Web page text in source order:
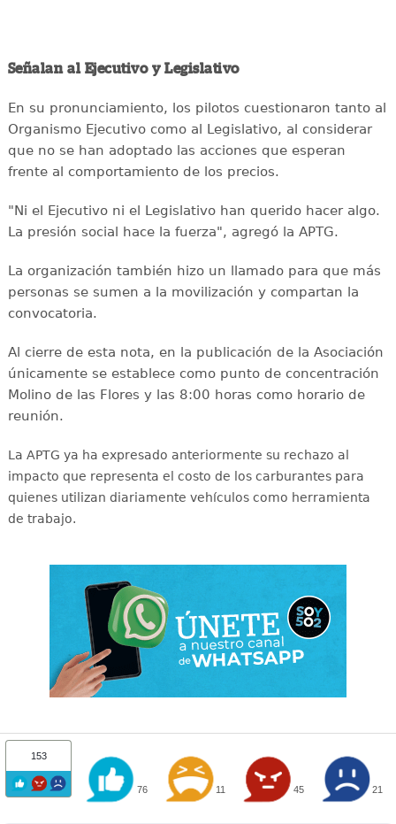
Señalan al Ejecutivo y Legislativo
En su pronunciamiento, los pilotos cuestionaron tanto al
Organismo Ejecutivo como al Legislativo, al considerar
que no se han adoptado las acciones que esperan
frente al comportamiento de los precios.
"Ni el Ejecutivo ni el Legislativo han querido hacer algo.
La presión social hace la fuerza", agregó la APTG.
La organización también hizo un llamado para que más
personas se sumen a la movilización y compartan la
convocatoria.
Al cierre de esta nota, en la publicación de la Asociación
únicamente se establece como punto de concentración
Molino de las Flores y las 8:00 horas como horario de
reunión.
La APTG ya ha expresado anteriormente su rechazo al
impacto que representa el costo de los carburantes para
quienes utilizan diariamente vehículos como herramienta
de trabajo.
153
76 11 45 21